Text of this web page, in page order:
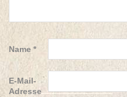
Name *
E-Mail-
Adresse